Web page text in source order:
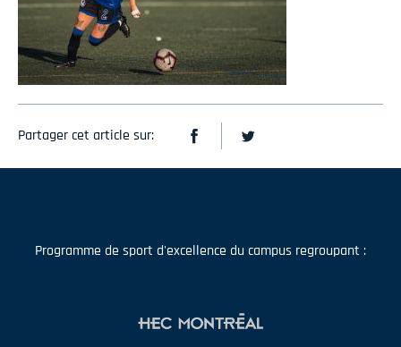
Partager cet article sur:
Programme de sport d'excellence du campus regroupant :